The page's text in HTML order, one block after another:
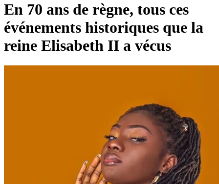
En 70 ans de règne, tous ces
événements historiques que la
reine Elisabeth II a vécus